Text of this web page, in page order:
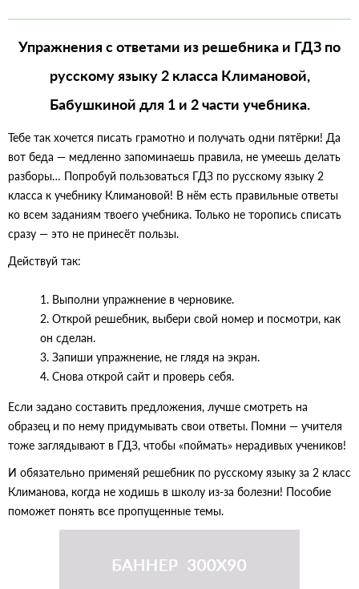
Упражнения с ответами из решебника и ГДЗ по
русскому языку 2 класса Климановой,
Бабушкиной для 1 и 2 части учебника.
Тебе так хочется писать грамотно и получать одни пятёрки! Да
вот беда — медленно запоминаешь правила, не умеешь делать
разборы… Попробуй пользоваться ГДЗ по русскому языку 2
класса к учебнику Климановой! В нём есть правильные ответы
ко всем заданиям твоего учебника. Только не торопись списать
сразу — это не принесёт пользы.
Действуй так:
1. Выполни упражнение в черновике.
2. Открой решебник, выбери свой номер и посмотри, как
он сделан.
3. Запиши упражнение, не глядя на экран.
4. Снова открой сайт и проверь себя.
Если задано составить предложения, лучше смотреть на
образец и по нему придумывать свои ответы. Помни — учителя
тоже заглядывают в ГДЗ, чтобы «поймать» нерадивых учеников!
И обязательно применяй решебник по русскому языку за 2 класс
Климанова, когда не ходишь в школу из-за болезни! Пособие
поможет понять все пропущенные темы.